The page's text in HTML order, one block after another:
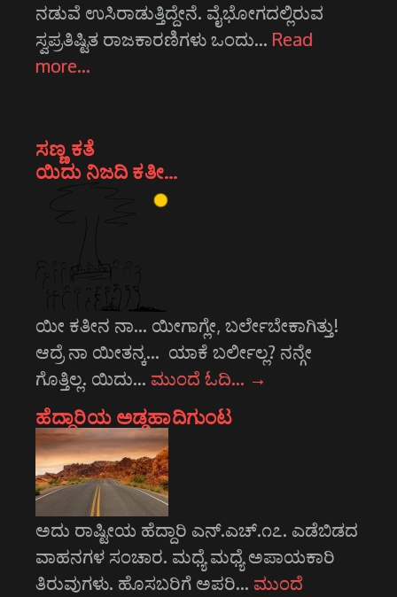
ನಡುವೆ ಉಸಿರಾಡುತ್ತಿದ್ದೇನೆ. ವೈಭೋಗದಲ್ಲಿರುವ
ಸ್ವಪ್ರತಿಷ್ಟಿತ ರಾಜಕಾರಣಿಗಳು ಒಂದು… Read
more…
ಸಣ್ಣ ಕತೆ
ಯಿದು ನಿಜದಿ ಕತೀ…
ಯೀ ಕತೀನ ನಾ... ಯೀಗಾಗ್ಲೇ, ಬರ್ಲೇಬೇಕಾಗಿತ್ತು!
ಆದ್ರೆ ನಾ ಯೀತನ್ಕ... ಯಾಕೆ ಬರ್ಲೀಲ್ಲ? ನನ್ಗೇ
ಗೊತ್ತಿಲ್ಲ. ಯಿದು… ಮುಂದೆ ಓದಿ… →
ಹೆದ್ದಾರಿಯ ಅಡ್ಡಹಾದಿಗುಂಟ
ಅದು ರಾಷ್ಟೀಯ ಹೆದ್ದಾರಿ ಎನ್.ಎಚ್.೧೭. ಎಡೆಬಿಡದ
ವಾಹನಗಳ ಸಂಚಾರ. ಮಧ್ಯೆ ಮಧ್ಯೆ ಅಪಾಯಕಾರಿ
ತಿರುವುಗಳು. ಹೊಸಬರಿಗೆ ಅಪರಿ… ಮುಂದೆ